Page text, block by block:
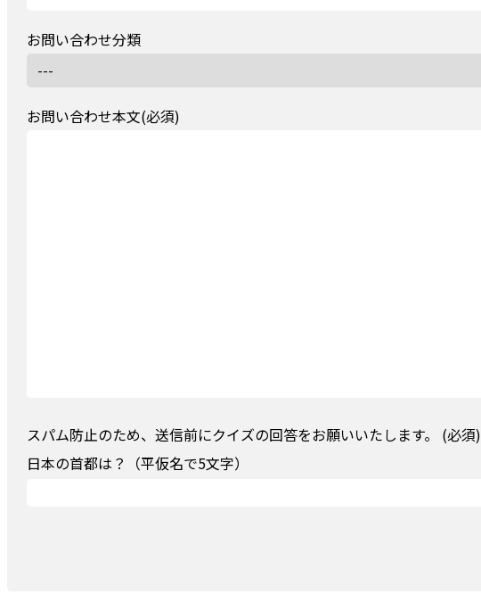
お問い合わせ分類
お問い合わせ本文(必須)
スパム防止のため、送信前にクイズの回答をお願いいたします。 (必須)
日本の首都は？（平仮名で5文字）